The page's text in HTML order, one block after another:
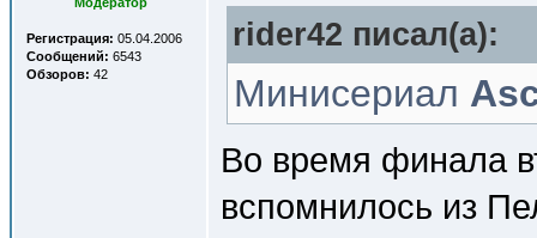
Регистрация: 05.04.2006
Сообщений: 6543
Обзоров: 42
rider42 писал(a):
Минисериал
Во время финала
вспомнилось из